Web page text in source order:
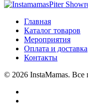
Главная
Каталог товаров
Мероприятия
Оплата и доставка
Контакты
© 2026 InstaMamas.